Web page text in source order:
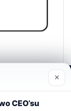
çerezler
×
CEO’su